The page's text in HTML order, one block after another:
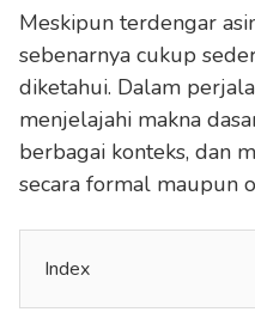
Meskipun terdengar
sebenarnya cukup
diketahui. Dalam
menjelajahi makna
berbagai konteks, dan
secara formal maupun
Index